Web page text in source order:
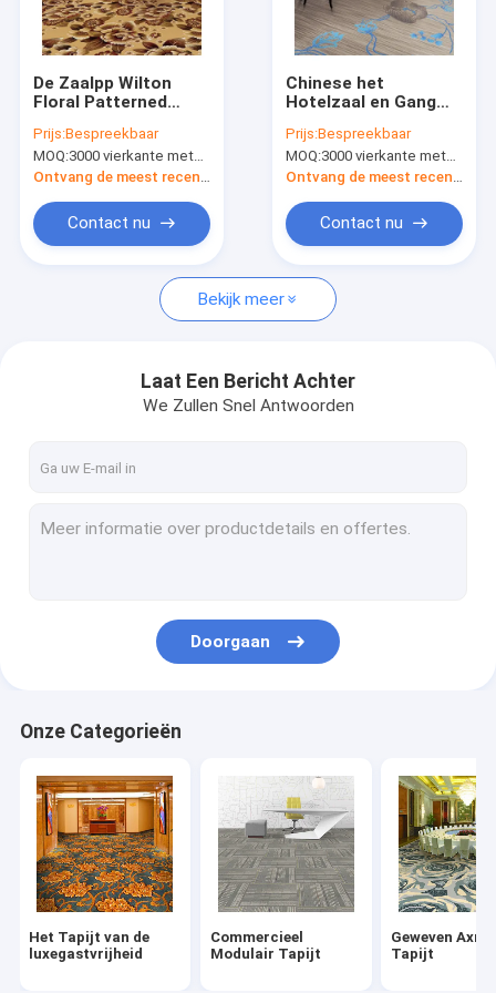
Fabrieksreis
Nieuws
Verzoek om een Citaat
Het Tapijt van de luxegastvrijheid
Geweven Axminster-Tapijt
Nylon Gedrukt Tapijt
Gedrukte Tapijttegels
De Deken van het moskeegebed
Binnen Openluchtmat
De Zaalpp Wilton
Floral Patterned
van het luxebanket in
Voorraad
Prijs:Bespreekbaar
MOQ:3000 vierkante meter per ontwerp
Ontvang de meest recente Prijs
Contact nu
Chinese het
Hotelzaal en Gang
Wilton Cut Pile
Carpet For
Prijs:Bespreekbaar
MOQ:3000 vierkante meter per ontwerp
Ontvang de meest recente Prijs
Contact nu
Bekijk meer
Laat Een Bericht Achter
We Zullen Snel Antwoorden
Doorgaan
Onze Categorieën
Het Tapijt van de
luxegastvrijheid
Commercieel
Modulair Tapijt
Geweven
Tapijt